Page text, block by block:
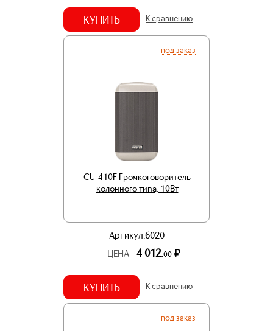
КУПИТЬ К сравнению
под заказ
CU-410F Громкоговоритель
колонного типа, 10Вт
Артикул:6020
ЦЕНА
4 012.00 р.
КУПИТЬ К сравнению
под заказ